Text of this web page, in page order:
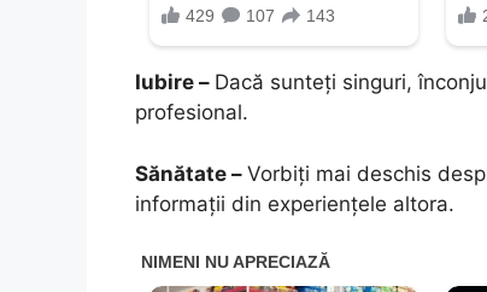
Iubire – Dacă sunteți singuri,
profesional.
Sănătate – Vorbiți mai deschis
informații din experiențele altora.